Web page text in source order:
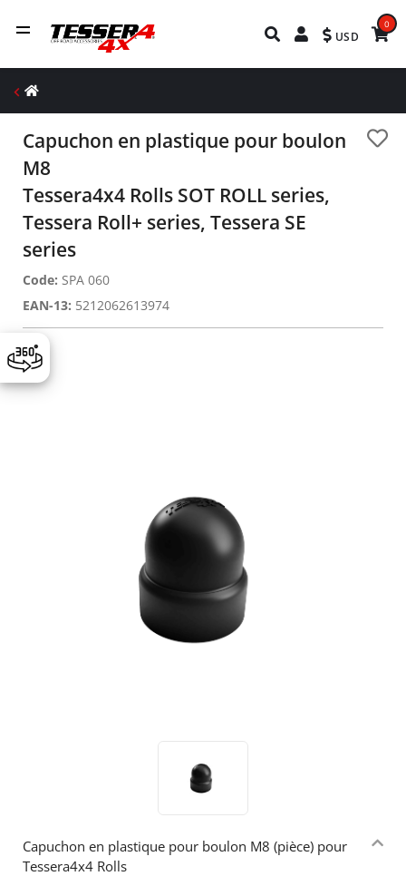
USD
0
Capuchon en plastique pour boulon
M8
Tessera4x4 Rolls SOT ROLL series,
Tessera Roll+ series, Tessera SE
series
Code: SPA 060
EAN-13: 5212062613974
Capuchon en plastique pour boulon M8 (pièce) pour
Tessera4x4 Rolls